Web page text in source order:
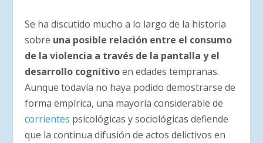
Se ha discutido mucho a lo largo de la historia
sobre una posible relación entre el consumo
de la violencia a través de la pantalla y el
desarrollo cognitivoen edades tempranas.
Aunque todavía no haya podido demostrarse de
forma empírica, una mayoría considerable de
corrientes psicológicas y sociológicas defiende
que la continua difusión de actos delictivos en